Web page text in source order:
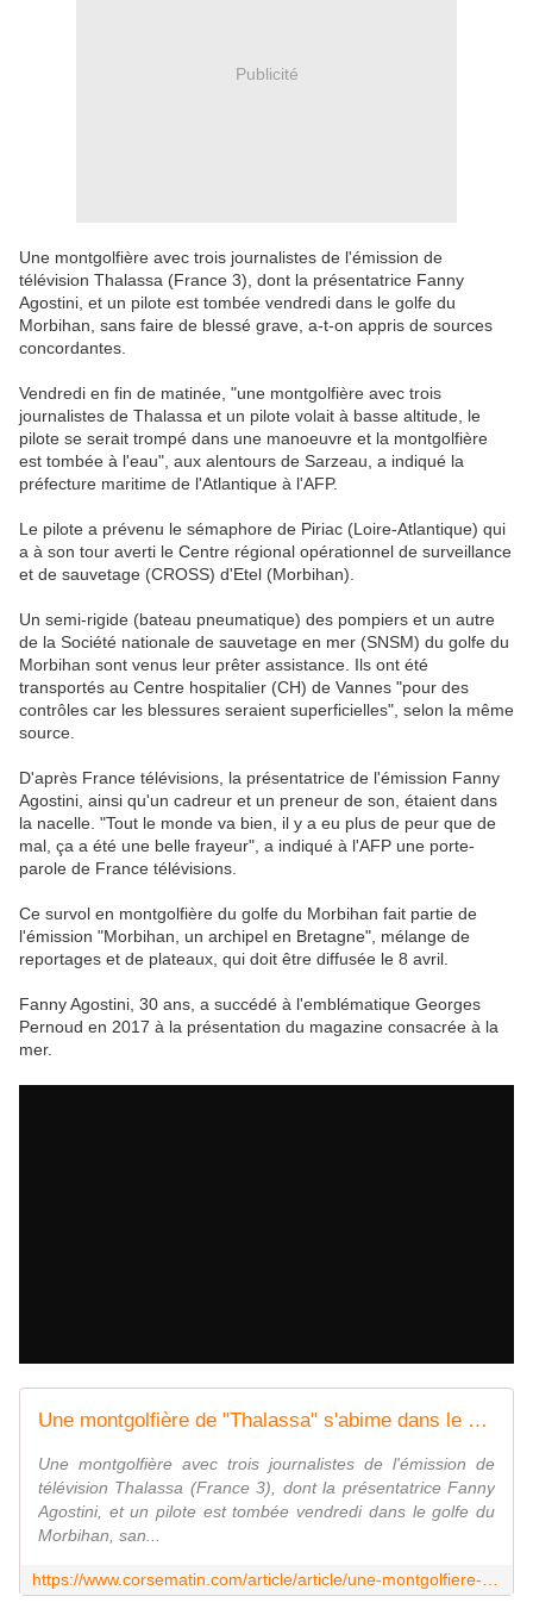
Publicité
Une montgolfière avec trois journalistes de l'émission de
télévision Thalassa (France 3), dont la présentatrice Fanny
Agostini, et un pilote est tombée vendredi dans le golfe du
Morbihan, sans faire de blessé grave, a-t-on appris de sources
concordantes.
Vendredi en fin de matinée, "une montgolfière avec trois
journalistes de Thalassa et un pilote volait à basse altitude, le
pilote se serait trompé dans une manoeuvre et la montgolfière
est tombée à l'eau", aux alentours de Sarzeau, a indiqué la
préfecture maritime de l'Atlantique à l'AFP.
Le pilote a prévenu le sémaphore de Piriac (Loire-Atlantique) qui
a à son tour averti le Centre régional opérationnel de surveillance
et de sauvetage (CROSS) d'Etel (Morbihan).
Un semi-rigide (bateau pneumatique) des pompiers et un autre
de la Société nationale de sauvetage en mer (SNSM) du golfe du
Morbihan sont venus leur prêter assistance. Ils ont été
transportés au Centre hospitalier (CH) de Vannes "pour des
contrôles car les blessures seraient superficielles", selon la même
source.
D'après France télévisions, la présentatrice de l'émission Fanny
Agostini, ainsi qu'un cadreur et un preneur de son, étaient dans
la nacelle. "Tout le monde va bien, il y a eu plus de peur que de
mal, ça a été une belle frayeur", a indiqué à l'AFP une porte-
parole de France télévisions.
Ce survol en montgolfière du golfe du Morbihan fait partie de
l'émission "Morbihan, un archipel en Bretagne", mélange de
reportages et de plateaux, qui doit être diffusée le 8 avril.
Fanny Agostini, 30 ans, a succédé à l'emblématique Georges
Pernoud en 2017 à la présentation du magazine consacrée à la
mer.
Une montgolfière de "Thalassa" s'abime dans le golfe du Morbihan, avec Fanny Agostini à son bord
Une montgolfière avec trois journalistes de l'émission de
télévision Thalassa (France 3), dont la présentatrice Fanny
Agostini, et un pilote est tombée vendredi dans le golfe du
Morbihan, san...